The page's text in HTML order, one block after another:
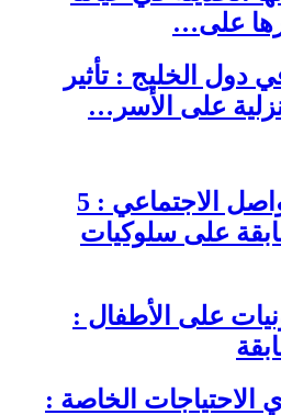
على…
دول الخليج : تأثير
على الأسر…
شبكات التواصل الاجتماعي : 5
على سلوكيات
على الأطفال :
الاحتياجات الخاصة :